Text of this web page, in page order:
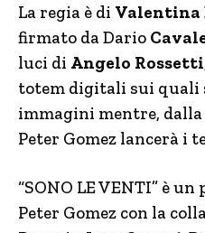
La regia è di Valentina
firmato da Dario
luci di Angelo Rossetti
totem digitali sui quali
immagini mentre,
Peter Gomez lancerà i
“SONO LE VENTI” è
Peter Gomez con la